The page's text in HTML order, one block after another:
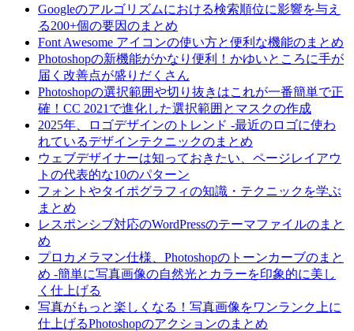
Googleのアルゴリズムにおける検索順位に影響を与え
る200+個の要因のまとめ
Font Awesome アイコンの使い方と便利な機能のまとめ
Photoshopの新機能がかなり便利！かゆいところに手が
届く改善点が盛りだくさん
Photoshopの選択範囲や切り抜きはこれが一番簡単で正
確！CC 2021で進化した選択範囲とマスクの作成
2025年、ロゴデザインのトレンド -最近のロゴに使わ
れているデザインテクニックのまとめ
ウェブデザイナーは知っておきたい、ページレイアウ
トの代表的な10のパターン
フォントやタイポグラフィの知識・テクニックを学ぶ
まとめ
レスポンシブ対応のWordPressのテーマファイルのまと
め
プロカメラマン仕様、Photoshopのトーンカーブのまと
め -簡単に写真画像の自然光とカラーを印象的に美し
く仕上げる
写真がもっと楽しくなる！写真画像をワンランク上に
仕上げるPhotoshopのアクションのまとめ